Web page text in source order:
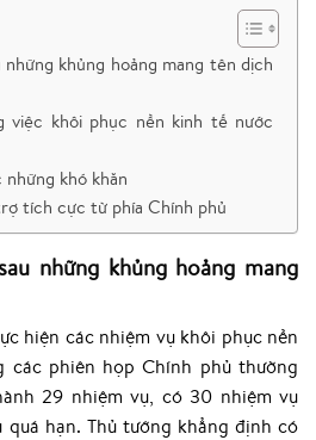
những khủng hoảng mang tên dịch
việc khôi phục nền kinh tế nước
khó khăn
tích cực từ phía Chính phủ
những khủng hoảng mang
hiện các nhiệm vụ khôi phục nền
phiên họp Chính phủ thường
29 nhiệm vụ, có 30 nhiệm vụ
hạn. Thủ tướng khẳng định có